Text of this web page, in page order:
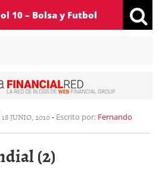
10 – Bolsa y Futbol
18 JUNIO, 2010- Escrito por: Fernando
(2)